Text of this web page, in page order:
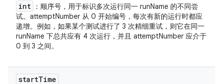
int
：顺序号，用于标识多次运行同一 runName 的不同尝
试。attemptNumber 从 0 开始编号，每次有新的运行时都应
递增。例如，如果某个测试进行了 3 次精细重试，则它在同一
runName 下总共应有 4 次运行，并且 attemptNumber 应介于
0 到 3 之间。
startTime